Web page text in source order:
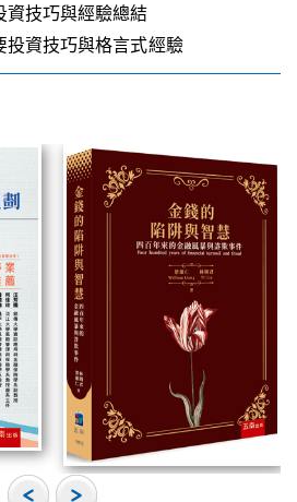
技巧與經驗總結
資技巧與格言式經驗